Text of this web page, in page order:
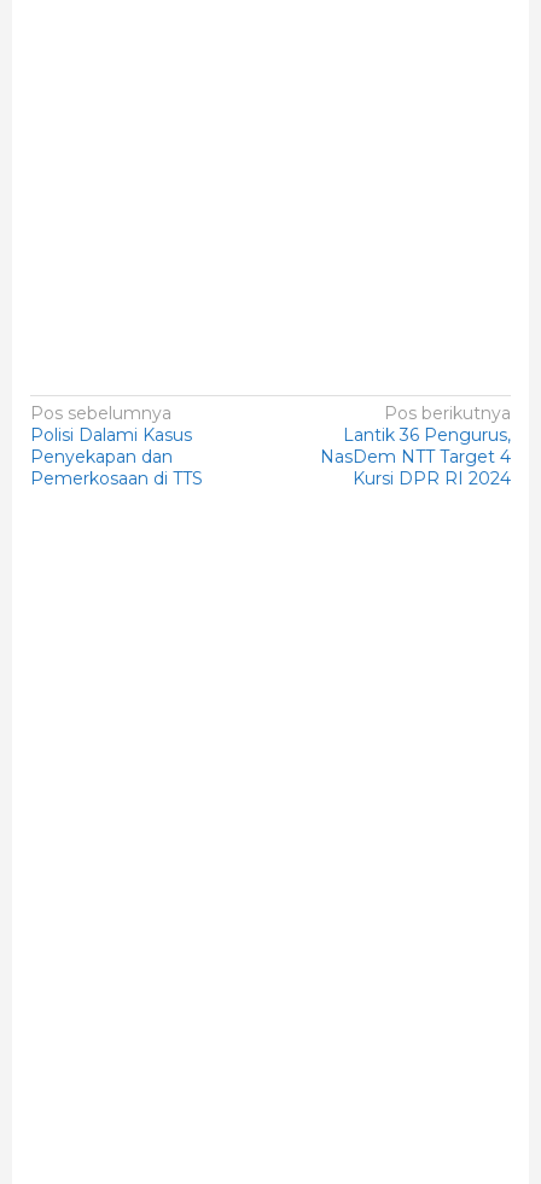
Navigasi
pos
Pos sebelumnya
Polisi Dalami Kasus
Penyekapan dan
Pemerkosaan di TTS
Pos berikutnya
Lantik 36 Pengurus,
NasDem NTT Target 4
Kursi DPR RI 2024